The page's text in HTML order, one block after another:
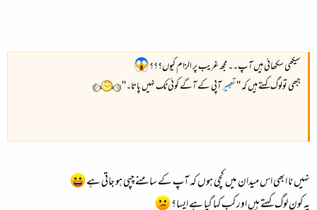
سیکھی سکھائی ہیں آپ۔۔ مجھ غریب پر الزام کیوں؟؟؟
جبھی تولوگ کہتے ہیں کہ"تعبیرآپی کے آگے کوئی ٹک نہیں پاتا۔"
نہیں نا ابھی اس میدان میں کچی ہوں کہ آپ کے سامنے چپی ہو جاتی ہے
یہ کون لوگ کہتے ہیں اور کب کہا گیا ہے ایسا؟